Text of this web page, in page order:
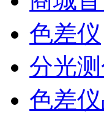
色差仪
分光
色差